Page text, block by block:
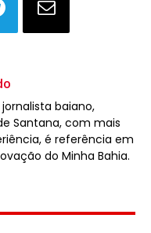
baiano,
Santana, com mais
é referência em
do Minha Bahia.